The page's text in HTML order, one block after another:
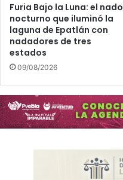
Furia Bajo la Luna: el nado
nocturno que iluminó la
laguna de Epatlán con
nadadores de tres
estados
09/08/2026